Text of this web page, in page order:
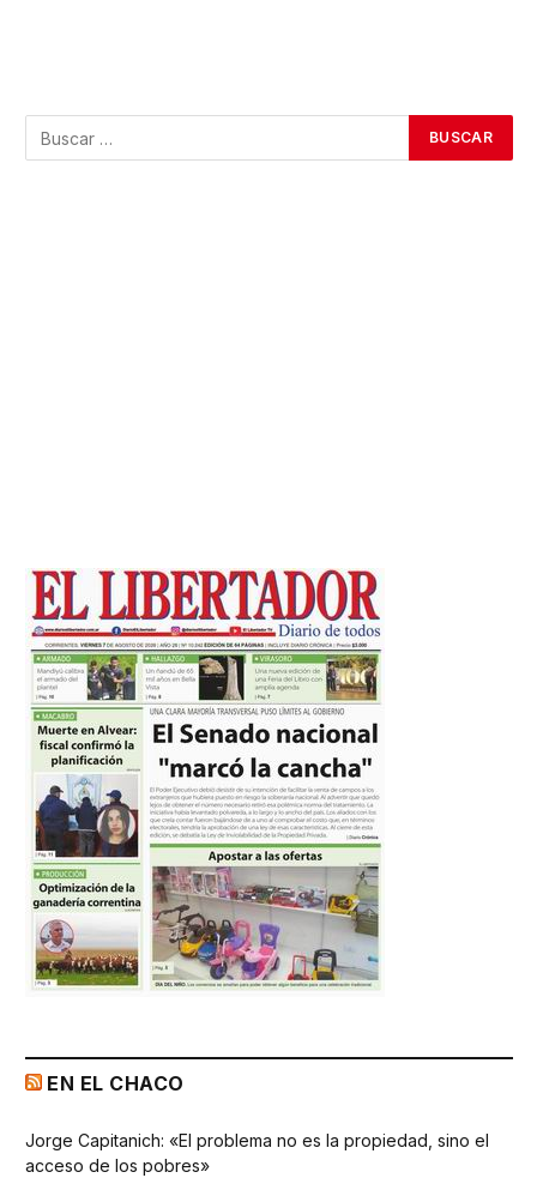
EN EL CHACO
Jorge Capitanich: «El problema no es la propiedad, sino el
acceso de los pobres»